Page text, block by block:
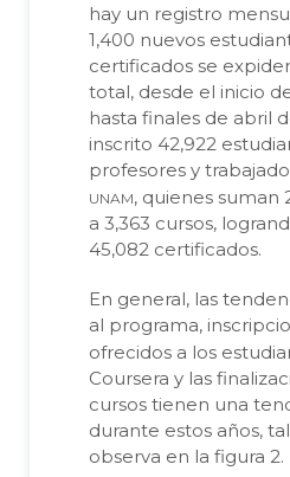
hay un registro
1,400 nuevos
certificados se
total, desde el inicio
hasta finales de abril
inscrito 42,922
profesores y
unam, quienes suman
a 3,363 cursos,
45,082 certificados.
En general, las
al programa,
ofrecidos a los
Coursera y las
cursos tienen una
durante estos años,
observa en la figura 2.